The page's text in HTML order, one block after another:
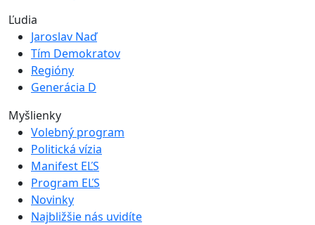
Ľudia
Jaroslav Naď
Tím Demokratov
Regióny
Generácia D
Myšlienky
Volebný program
Politická vízia
Manifest EĽS
Program EĽS
Novinky
Najbližšie nás uvidíte